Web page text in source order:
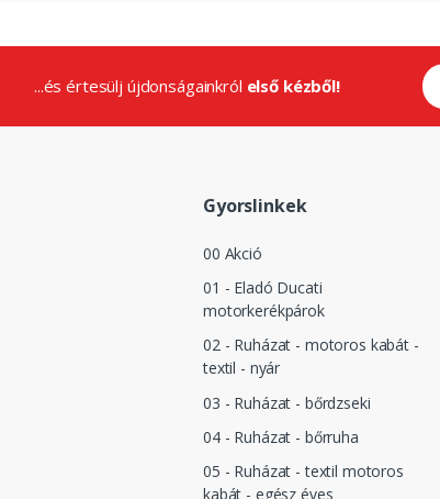
...és értesülj újdonságainkról első kézből!
E-
Gyorslinkek
00 Akció
01 - Eladó Ducati
motorkerékpárok
02 - Ruházat - motoros kabát -
textil - nyár
03 - Ruházat - bőrdzseki
04 - Ruházat - bőrruha
05 - Ruházat - textil motoros
kabát - egész éves